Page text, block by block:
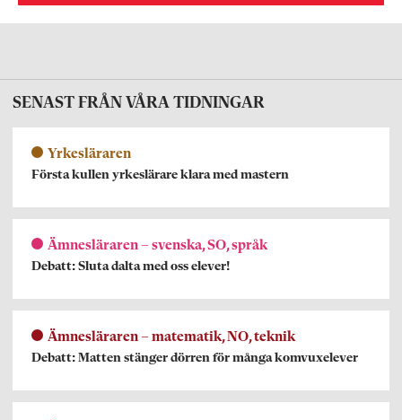
SENAST FRÅN VÅRA TIDNINGAR
Yrkesläraren
Första kullen yrkeslärare klara med mastern
Ämnesläraren – svenska, SO, språk
Debatt: Sluta dalta med oss elever!
Ämnesläraren – matematik, NO, teknik
Debatt: Matten stänger dörren för många komvuxelever